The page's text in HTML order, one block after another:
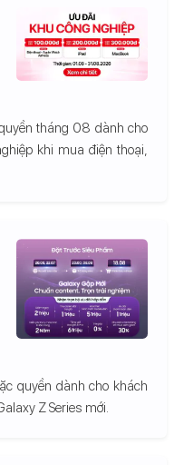
tháng 08 dành cho
khi mua điện thoại,
quyền dành cho khách
Z Series mới.